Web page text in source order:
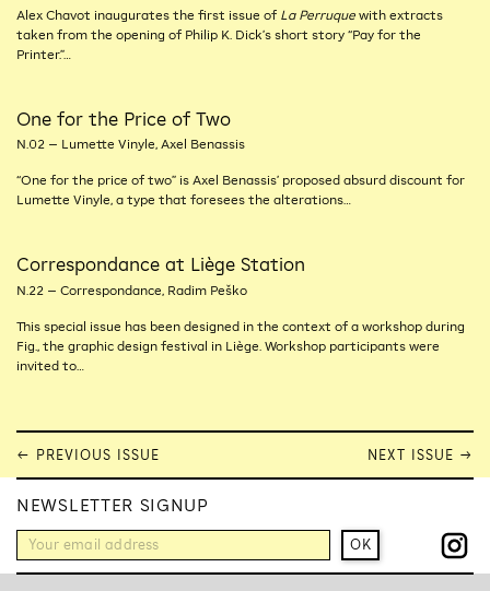
Alex Chavot inaugurates the first issue of La Perruque with extracts
taken from the opening of Philip K. Dick’s short story “Pay for the
Printer.”…
One for the Price of Two
N.02 – Lumette Vinyle, Axel Benassis
“One for the price of two” is Axel Benassis’ proposed absurd discount for
Lumette Vinyle, a type that foresees the alterations…
Correspondance at Liège Station
N.22 – Correspondance, Radim Peško
This special issue has been designed in the context of a workshop during
Fig., the graphic design festival in Liège. Workshop participants were
invited to…
← PREVIOUS ISSUE NEXT ISSUE →
NEWSLETTER SIGNUP